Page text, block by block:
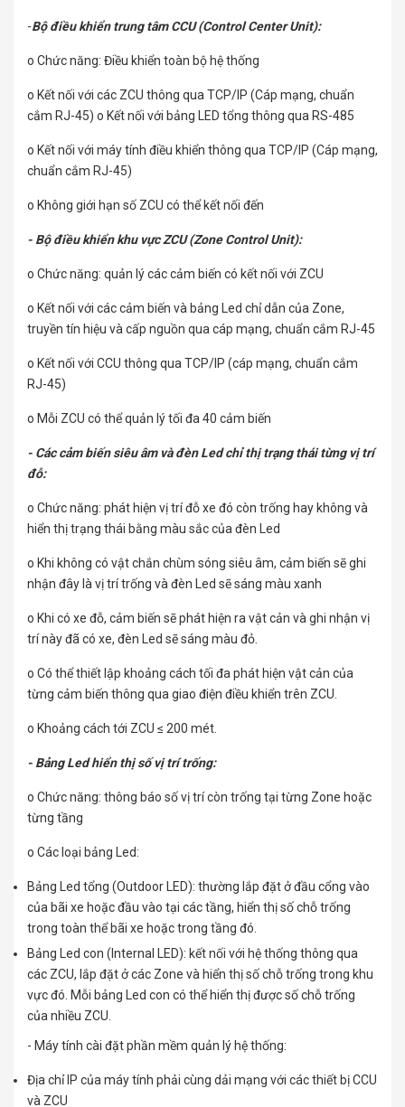
-Bộ điều khiển trung tâm CCU (Control Center Unit):
o Chức năng: Điều khiển toàn bộ hệ thống
o Kết nối với các ZCU thông qua TCP/IP (Cáp mạng, chuẩn
cắm RJ-45) o Kết nối với bảng LED tổng thông qua RS-485
o Kết nối với máy tính điều khiển thông qua TCP/IP (Cáp mạng,
chuẩn cắm RJ-45)
o Không giới hạn số ZCU có thể kết nối đến
- Bộ điều khiển khu vực ZCU (Zone Control Unit):
o Chức năng: quản lý các cảm biến có kết nối với ZCU
o Kết nối với các cảm biến và bảng Led chỉ dẫn của Zone,
truyền tín hiệu và cấp nguồn qua cáp mạng, chuẩn cắm RJ-45
o Kết nối với CCU thông qua TCP/IP (cáp mạng, chuẩn cắm
RJ-45)
o Mỗi ZCU có thể quản lý tối đa 40 cảm biến
- Các cảm biến siêu âm và đèn Led chỉ thị trạng thái từng vị trí
đỗ:
o Chức năng: phát hiện vị trí đỗ xe đó còn trống hay không và
hiển thị trạng thái bằng màu sắc của đèn Led
o Khi không có vật chắn chùm sóng siêu âm, cảm biến sẽ ghi
nhận đây là vị trí trống và đèn Led sẽ sáng màu xanh
o Khi có xe đỗ, cảm biến sẽ phát hiện ra vật cản và ghi nhận vị
trí này đã có xe, đèn Led sẽ sáng màu đỏ.
o Có thể thiết lập khoảng cách tối đa phát hiện vật cản của
từng cảm biến thông qua giao điện điều khiển trên ZCU.
o Khoảng cách tới ZCU ≤ 200 mét.
- Bảng Led hiển thị số vị trí trống:
o Chức năng: thông báo số vị trí còn trống tại từng Zone hoặc
từng tầng
o Các loại bảng Led:
Bảng Led tổng (Outdoor LED): thường lắp đặt ở đầu cổng vào
của bãi xe hoặc đầu vào tại các tầng, hiển thị số chỗ trống
trong toàn thể bãi xe hoặc trong tầng đó.
Bảng Led con (Internal LED): kết nối với hệ thống thông qua
các ZCU, lắp đặt ở các Zone và hiển thị số chỗ trống trong khu
vực đó. Mỗi bảng Led con có thể hiển thị được số chỗ trống
của nhiều ZCU.
- Máy tính cài đặt phần mềm quản lý hệ thống:
Địa chỉ IP của máy tính phải cùng dải mạng với các thiết bị CCU
và ZCU